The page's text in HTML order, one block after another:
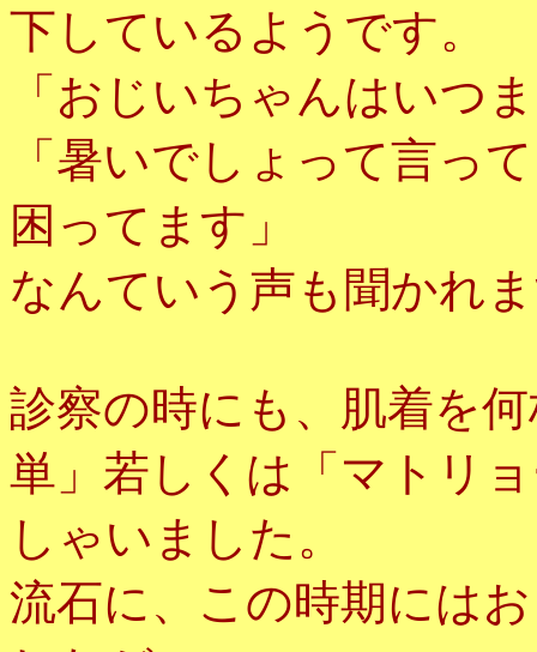
下しているようです。
「おじいちゃんはいつ
「暑いでしょって言っ
困ってます」
なんていう声も聞かれ
診察の時にも、肌着を
単」若しくは「マトリ
しゃいました。
流石に、この時期には